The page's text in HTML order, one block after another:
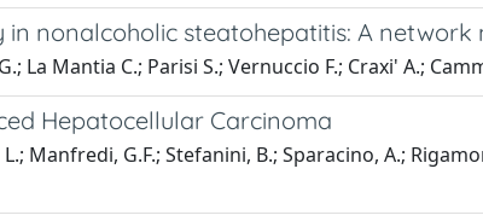
nonalcoholic steatohepatitis: A network
La Mantia C.; Parisi S.; Vernuccio F.; Craxi' A.;
Hepatocellular Carcinoma
Manfredi, G.F.; Stefanini, B.; Sparacino, A.;